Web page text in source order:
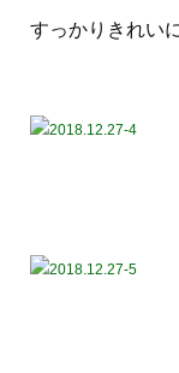
すっかりきれい